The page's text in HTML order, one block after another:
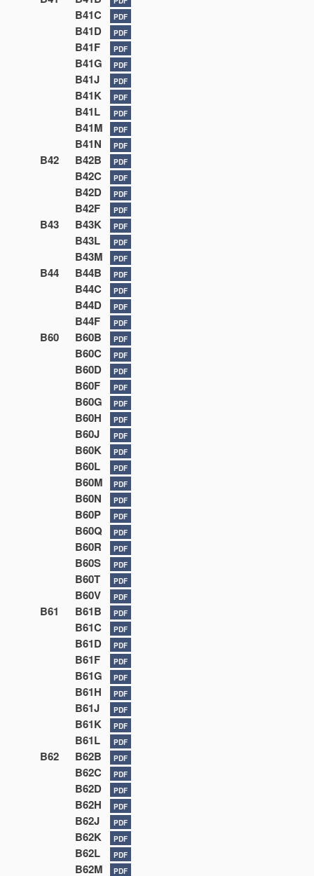
B41C PDF
B41D PDF
B41F PDF
B41G PDF
B41J PDF
B41K PDF
B41L PDF
B41M PDF
B41N PDF
B42 B42B PDF
B42C PDF
B42D PDF
B42F PDF
B43 B43K PDF
B43L PDF
B43M PDF
B44 B44B PDF
B44C PDF
B44D PDF
B44F PDF
B60 B60B PDF
B60C PDF
B60D PDF
B60F PDF
B60G PDF
B60H PDF
B60J PDF
B60K PDF
B60L PDF
B60M PDF
B60N PDF
B60P PDF
B60Q PDF
B60R PDF
B60S PDF
B60T PDF
B60V PDF
B61 B61B PDF
B61C PDF
B61D PDF
B61F PDF
B61G PDF
B61H PDF
B61J PDF
B61K PDF
B61L PDF
B62 B62B PDF
B62C PDF
B62D PDF
B62H PDF
B62J PDF
B62K PDF
B62L PDF
B62M PDF